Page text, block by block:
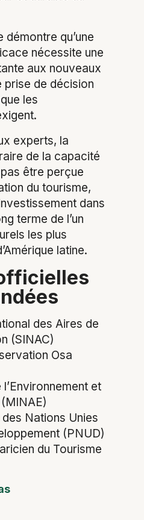
qu’une
nécessite une
aux nouveaux
prise de décision
les
experts, la
de la capacité
être perçue
du tourisme,
dans
terme de l’un
les plus
latine.
des Aires de
(SINAC)
Osa
et
Nations Unies
(PNUD)
du Tourisme